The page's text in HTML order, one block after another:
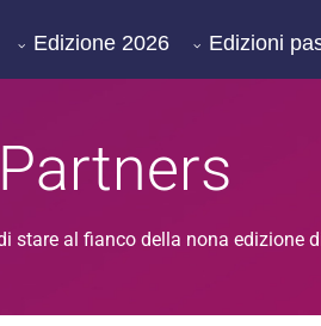
Edizione 2026 Edizioni
Partners
stare al fianco della nona edizione